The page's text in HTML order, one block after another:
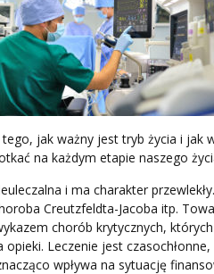
jak ważny jest tryb życia i jak
na każdym etapie naszego
i ma charakter
Creutzfeldta-Jacoba itp.
chorób krytycznych,
Leczenie jest
wpływa na sytuację